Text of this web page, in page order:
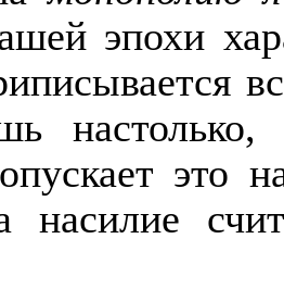
эпохи
настолько,
это
насилие